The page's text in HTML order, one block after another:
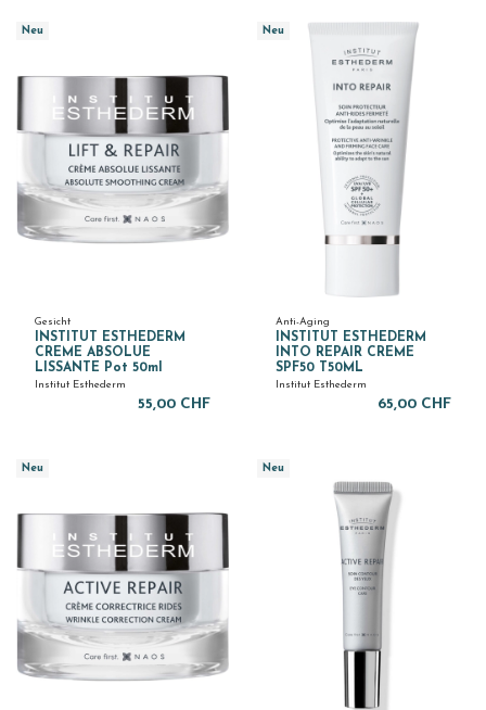
Neu
Gesicht
INSTITUT ESTHEDERM
CREME ABSOLUE
LISSANTE Pot 50ml
Institut Esthederm
55,00 CHF
Neu
Anti-Aging
INSTITUT ESTHEDERM
INTO REPAIR CREME
SPF50 T50ML
Institut Esthederm
65,00 CHF
Neu Neu